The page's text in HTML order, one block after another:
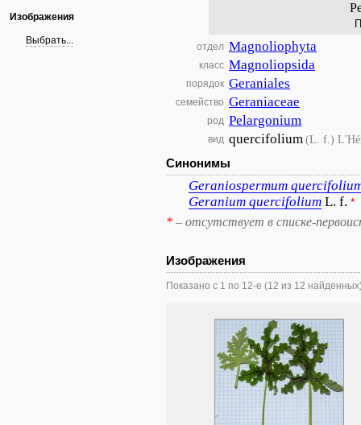
Изображения
Выбрать...
отдел Magnoliophyta
класс Magnoliopsida
порядок Geraniales
семейство Geraniaceae
род Pelargonium
вид quercifolium(L. f.)
Синонимы
Geraniospermum
Geranium quercifolium L. f. *
* – отсутствует в списке-
Изображения
Показано с 1 по 12-е (12 из 12